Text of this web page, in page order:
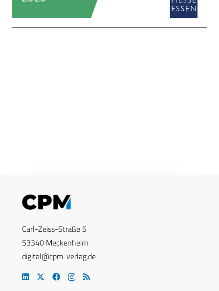
Carl-Zeiss-Straße 5
53340 Meckenheim
digital@cpm-verlag.de